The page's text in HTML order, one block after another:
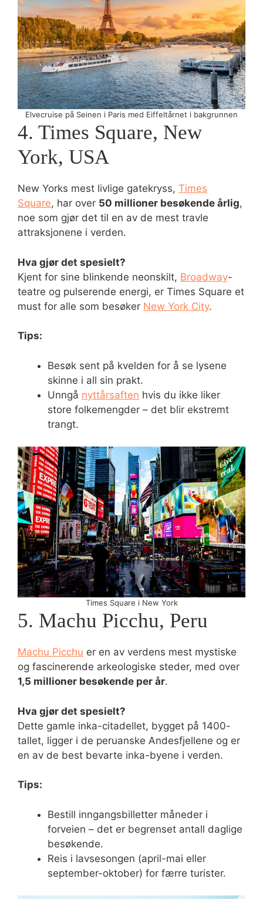
Elvecruise på Seinen i Paris med Eiffeltårnet i bakgrunnen
4. Times Square, New
York, USA
New Yorks mest livlige gatekryss, Times
Square, har over 50 millioner besøkende årlig,
noe som gjør det til en av de mest travle
attraksjonene i verden.
Hva gjør det spesielt?
Kjent for sine blinkende neonskilt, Broadway-
teatre og pulserende energi, er Times Square et
must for alle som besøker New York City.
Tips:
Besøk sent på kvelden for å se lysene
skinne i all sin prakt.
Unngå nyttårsaften hvis du ikke liker
store folkemengder – det blir ekstremt
trangt.
Times Square i New York
5. Machu Picchu, Peru
Machu Picchu er en av verdens mest mystiske
og fascinerende arkeologiske steder, med over
1,5 millioner besøkende per år.
Hva gjør det spesielt?
Dette gamle inka-citadellet, bygget på 1400-
tallet, ligger i de peruanske Andesfjellene og er
en av de best bevarte inka-byene i verden.
Tips:
Bestill inngangsbilletter måneder i
forveien – det er begrenset antall daglige
besøkende.
Reis i lavsesongen (april-mai eller
september-oktober) for færre turister.